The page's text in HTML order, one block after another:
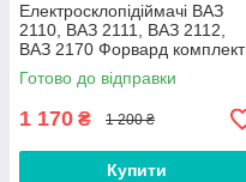
Електросклопідіймачі ВАЗ
2110, ВАЗ 2111, ВАЗ 2112,
ВАЗ 2170 Форвард комплект
Готово до відправки
1 170 ₴ 1 200 ₴
Купити